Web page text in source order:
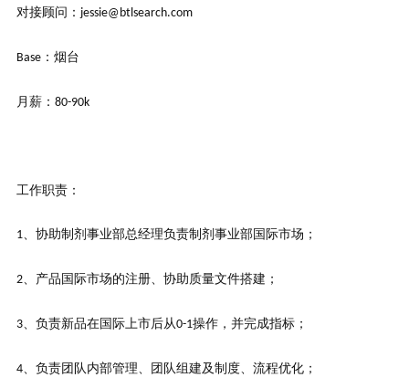
对接顾问： jessie@btlsearch.com
Base：烟台
月薪： 80-90k
工作职责：
1、协助制剂事业部总经理负责制剂事业部国际市场；
2、产品国际市场的注册、协助质量文件搭建；
3、负责新品在国际上市后从0-1操作，并完成指标；
4、负责团队内部管理、团队组建及制度、流程优化；